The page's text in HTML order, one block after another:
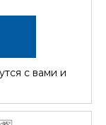
с вами и